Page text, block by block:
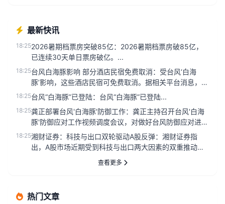
最新快讯
18:252026暑期档票房突破85亿：2026暑期档票房破85亿，
已连续30天单日票房破亿。...
18:25台风白海豚影响 部分酒店民宿免费取消：受台风‘白海
豚’影响，这些酒店民宿可免费取消。据相关平台消息，因
台风天气影响，部分...
18:25台风“白海豚”已登陆：台风“白海豚”已登陆...
18:25龚正部署台风'白海豚'防御工作：龚正主持召开台风'白海
豚'防御应对工作视频调度会议，对做好台风防御应对进行
再检查、再部署...
18:25湘财证券：科技与出口双轮驱动A股反弹：湘财证券指
出，A股市场近期受到科技与出口两大因素的双重推动，
出现明显反弹。公司研究...
查看更多
热门文章